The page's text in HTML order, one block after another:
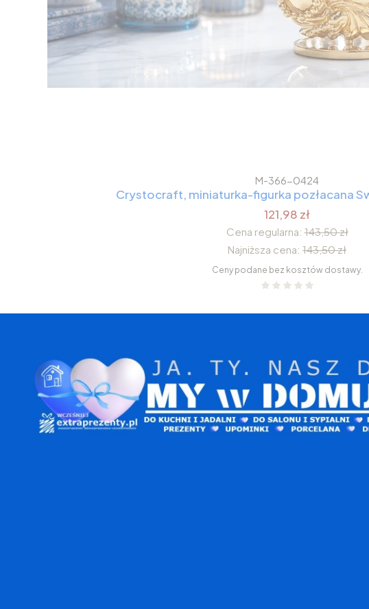
M-366-0424
Crystocraft, miniaturka-figurka pozłacana
121,98 zł
Cena regularna: 143,50 zł
Najniższa cena: 143,50 zł
Ceny podane bez kosztów dostawy.